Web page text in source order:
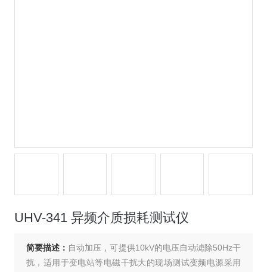
UHV-341 异频介质损耗测试仪
简要描述： 自动加压，可提供10kV的电压自动滤除50Hz干
扰，适用于变电站等电磁干扰大的现场测试变频电源采用